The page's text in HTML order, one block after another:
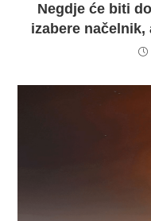
Negdje će biti
izabere načelnik,